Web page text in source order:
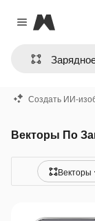
Close menu
Magnific
Создать ИИ-
Векторы